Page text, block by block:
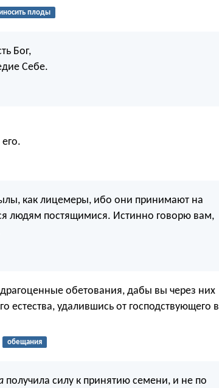
плоды
Бог,
Себе.
как лицемеры, ибо они принимают на
людям постящимися. Истинно говорю вам,
обетования, дабы вы через них
естества, удалившись от господствующего в
обещания
получила силу к принятию семени, и не по